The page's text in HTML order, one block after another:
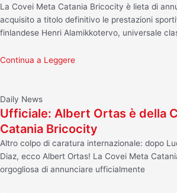
La Covei Meta Catania Bricocity è lieta di
acquisito a titolo definitivo le prestazioni
finlandese Henri Alamikkotervo, universale
Continua a Leggere
Daily News
Ufficiale: Albert Ortas è della
Catania Bricocity
Altro colpo di caratura internazionale: dopo
Diaz, ecco Albert Ortas! La Covei Meta
orgogliosa di annunciare ufficialmente